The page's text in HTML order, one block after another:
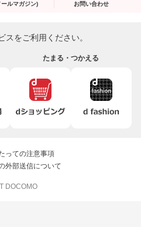
ールマガジン) お問い合わせ
スをご利用ください。
たまる・つかえる
っての注意事項
外部送信について
DOCOMO